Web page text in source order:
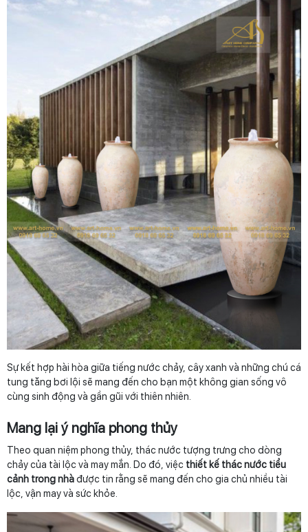
Sự kết hợp hài hòa giữa tiếng nước chảy, cây xanh và những chú cá
tung tăng bơi lội sẽ mang đến cho bạn một không gian sống vô
cùng sinh động và gần gũi với thiên nhiên.
Mang lại ý nghĩa phong thủy
Theo quan niệm phong thủy, thác nước tượng trưng cho dòng
chảy của tài lộc và may mắn. Do đó, việc thiết kế thác nước tiểu
cảnh trong nhàđược tin rằng sẽ mang đến cho gia chủ nhiều tài
lộc, vận may và sức khỏe.